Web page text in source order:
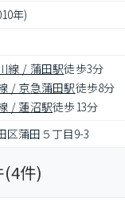
年)
線 / 蒲田駅徒歩3分
/ 京急蒲田駅徒歩8分
/ 蓮沼駅徒歩13分
区蒲田５丁目9-3
(4件)